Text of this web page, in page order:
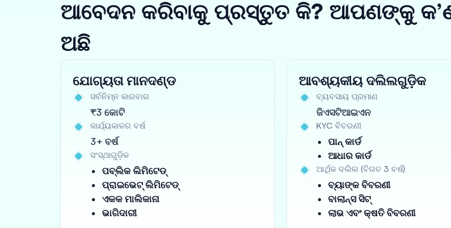
ଆବେଦନ କରିବାକୁ ପ୍ରସ୍ତୁତ କି? ଆପଣଙ୍କୁ କ’ଣ
ଅଛି
ଯୋଗ୍ୟତା ମାନଦଣ୍ଡ
ସର୍ବନିମ୍ନ କାରବାର
₹3 କୋଟି
କାର୍ଯ୍ୟକାଳର ବର୍ଷ
3+ ବର୍ଷ
ସଂସ୍ଥାଗୁଡ଼ିକ
ପବ୍ଲିକ ଲିମିଟେଡ୍
ପ୍ରାଇଭେଟ୍ ଲିମିଟେଡ୍
ଏକକ ମାଲିକାନା
ଭାଗିଦାରୀ
ଆବଶ୍ୟକୀୟ ଦଲିଲଗୁଡ଼ିକ
ବ୍ୟବସାୟ ପ୍ରମାଣ
ଜିଏସଟିଆଇଏନ
KYC ବିବରଣୀ
ପାନ୍ କାର୍ଡ
ଆଧାର କାର୍ଡ
ଆର୍ଥିକ ଦଲିଲ (ବିଗତ 3 ବର୍ଷ)
ବ୍ୟାଙ୍କ ବିବରଣୀ
ବାଲାନ୍ସ ସିଟ୍
ଲାଭ ଏବଂ କ୍ଷତି ବିବରଣୀ